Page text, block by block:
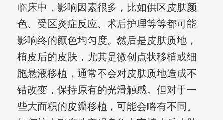
临床中，影响因素很多，比如供区皮肤颜
色、受区炎症反应、术后护理等等都可能
影响终的颜色均匀度。然后是皮肤质地，
植皮后的皮肤，尤其是微创点状移植或细
胞悬液移植，通常不会对皮肤质地造成不
错改变，保持原有的光滑触感。但对于一
些大面积的皮瓣移植，可能会略有不同。